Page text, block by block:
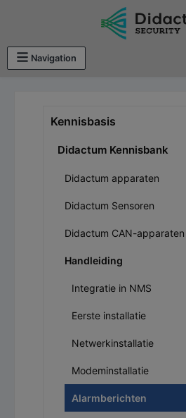
Ga naar de hoofdinhoud
Navigation
Kennisbasis
Didactum Kennisbank
Didactum apparaten
Didactum Sensoren
Didactum CAN-apparaten
Handleiding
Integratie in NMS
Eerste installatie
Netwerkinstallatie
Modeminstallatie
Alarmberichten